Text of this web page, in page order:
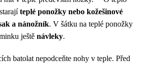
teplé ponožky nebo kožešinové
a nánožník. V šátku na teplé ponožky
ještě návleky.
batolat nepodceňte nohy v teple. Před